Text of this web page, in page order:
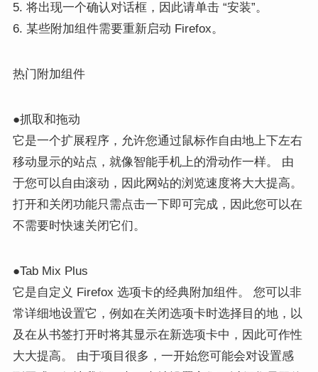
5. 将出现一个确认对话框，因此请单击 “安装”。
6. 某些附加组件需要重新启动 Firefox。
热门附加组件
●抓取和拖动
它是一个扩展程序，允许您通过鼠标作自由地上下左右
移动显示的站点，就像智能手机上的滑动作一样。 由
于您可以自由滚动，因此网站的浏览速度将大大提高。
打开和关闭功能只需点击一下即可完成，因此您可以在
不需要时快速关闭它们。
●Tab Mix Plus
它是自定义 Firefox 选项卡的经典附加组件。 您可以非
常详细地设置它，例如在关闭选项卡时选择目的地，以
及在从书签打开时将其显示在新选项卡中，因此可作性
大大提高。 由于项目很多，一开始您可能会对设置感